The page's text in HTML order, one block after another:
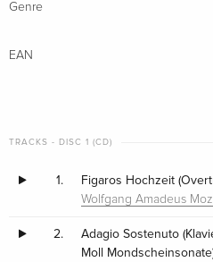
Genre
EAN
TRACKS - DISC 1 (CD)
1. Figaros Hochzeit
Wolfgang Amadeus
2.
Adagio Sostenuto
Moll